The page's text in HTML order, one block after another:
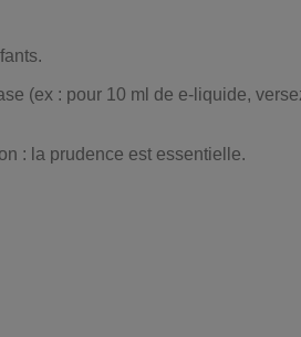
(ex : pour 10 ml de e-liquide,
: la prudence est essentielle.